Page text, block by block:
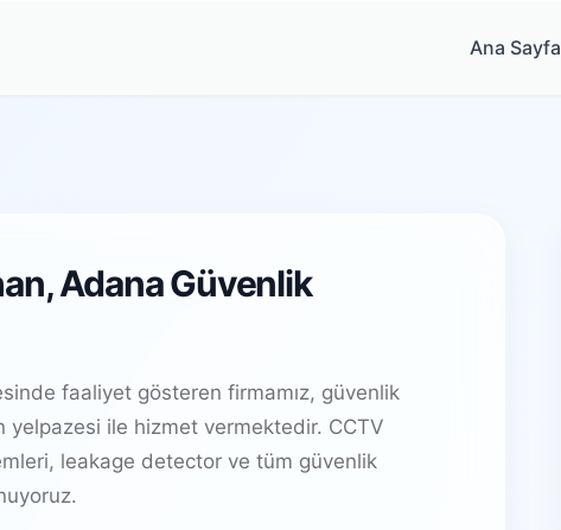
Ana Sayfa
Adana Güvenlik
faaliyet gösteren firmamız, güvenlik
ile hizmet vermektedir. CCTV
leakage detector ve tüm güvenlik